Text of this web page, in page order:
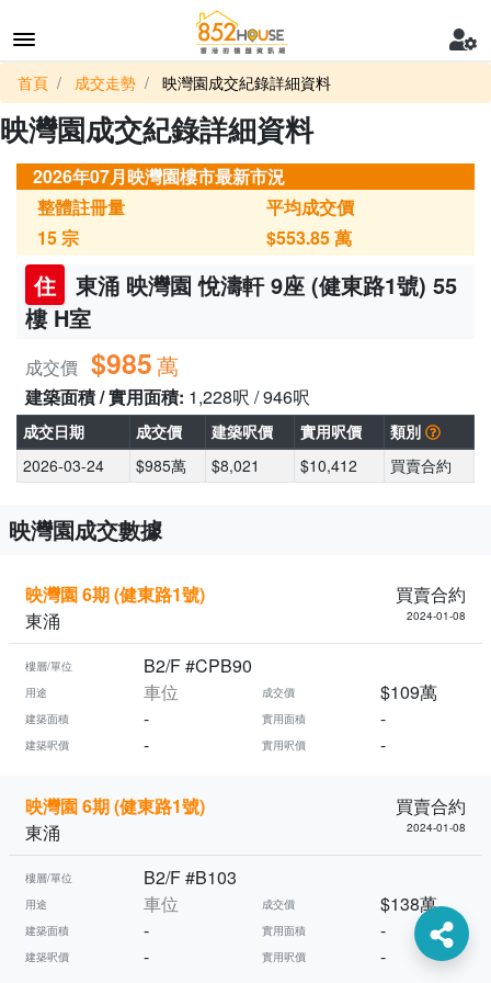
首頁 成交走勢 映灣園成交紀錄詳細資料
映灣園成交紀錄詳細資料
2026年07月映灣園樓市最新市況
整體註冊量
15宗
平均成交價
$553.85萬
住
東涌 映灣園 悅濤軒 9座 (健東路1號) 55
樓 H室
成交價 $985萬
建築面積 / 實用面積: 1,228呎 / 946呎
成交日期 成交價 建築呎價 實用呎價
類別
2026-03-24
$985萬 $8,021 $10,412 買賣合約
映灣園成交數據
映灣園 6期 (健東路1號)
買賣合約
東涌
2024-01-08
樓層/單位 B2/F #CPB90
用途 車位 成交價 $109萬
建築面積 - 實用面積 -
建築呎價 - 實用呎價 -
映灣園 6期 (健東路1號)
買賣合約
東涌
2024-01-08
樓層/單位 B2/F #B103
用途 車位 成交價 $138萬
建築面積 - 實用面積 -
建築呎價 - 實用呎價 -